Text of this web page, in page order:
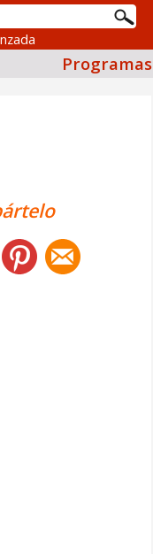
Programas